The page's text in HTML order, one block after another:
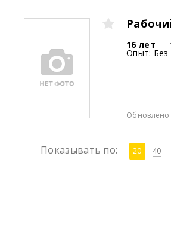
16 лет
Опыт: Без
Обновлено
Показывать по: 20 40